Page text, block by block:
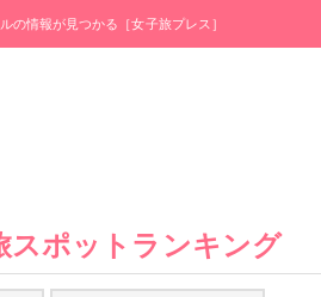
の情報が見つかる［女子旅プレス］
スポットランキング